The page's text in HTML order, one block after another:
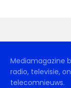
Mediamagazine
radio, televisie,
telecomnieuws.